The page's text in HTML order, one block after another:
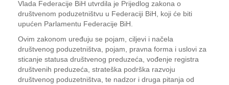
Vlada Federacije BiH utvrdila je Prijedlog zakona o
društvenom poduzetništvu u Federaciji BiH, koji će biti
upućen Parlamentu Federacije BiH.
Ovim zakonom uređuju se pojam, ciljevi i načela
društvenog poduzetništva, pojam, pravna forma i uslovi za
sticanje statusa društvenog preduzeća, vođenje registra
društvenih preduzeća, strateška podrška razvoju
društvenog poduzetništva, te nadzor i druga pitanja od